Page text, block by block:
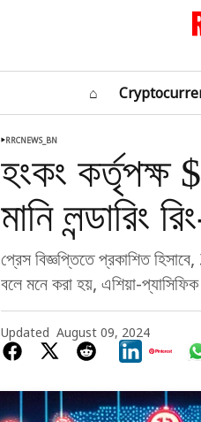
⌂
RRCNEWS_BN
হংকং কর্তৃপক্ষ
মানি লন্ডারিং
প্রেস বিজ্ঞপ্তিতে প্রকাশিত
বলে মনে করা হয়, এশিয়া-
Updated August 09, 2024